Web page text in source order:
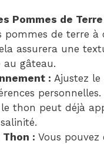
Pommes de Terre
pommes de terre à
assurera une
au gâteau.
: Ajustez le
personnelles.
thon peut déjà
Thon : Vous pouvez